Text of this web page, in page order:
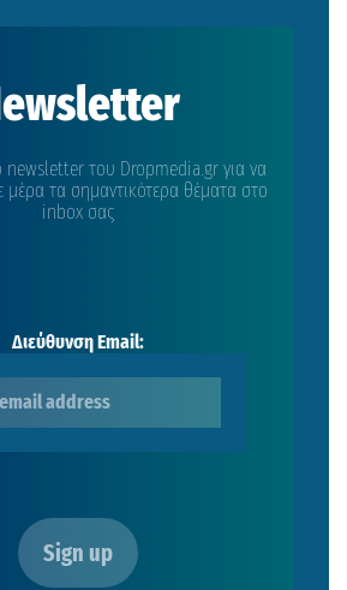
newsletter του Dropmedia.gr για να
μέρα τα σημαντικότερα θέματα στο
inbox σας
Διεύθυνση Email: